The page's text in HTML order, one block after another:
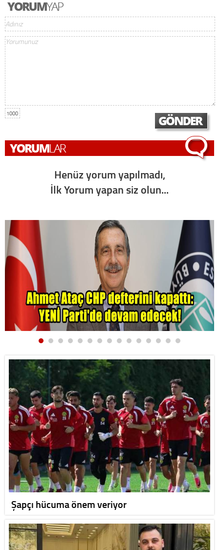
1000
Henüz yorum yapılmadı,
İlk Yorum yapan siz olun...
Şapçı hücuma önem veriyor